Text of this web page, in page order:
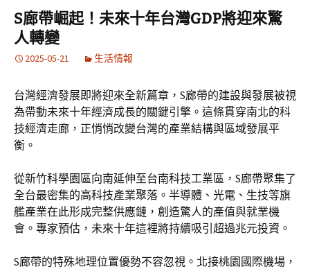
要
內
容
鍵
字:
S廊帶崛起！未來十年台灣GDP將迎來驚
人轉變
2025-05-21 生活情報
台灣經濟發展即將迎來全新篇章，S廊帶的建設與發展被視
為帶動未來十年經濟成長的關鍵引擎。這條貫穿南北的科
技經濟走廊，正悄悄改變台灣的產業結構與區域發展平
衡。
從新竹科學園區向南延伸至台南科技工業區，S廊帶聚集了
全台最密集的高科技產業聚落。半導體、光電、生技等旗
艦產業在此形成完整供應鏈，創造驚人的產值與就業機
會。專家預估，未來十年這裡將持續吸引超過兆元投資。
S廊帶的特殊地理位置優勢不容忽視。北接桃園國際機場，